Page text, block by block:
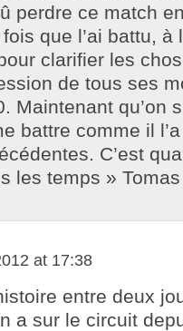
perdre ce match
que l’ai battu, à
clarifier les
de tous ses
Maintenant qu’on
battre comme il
C’est
les temps »
at 17:38
entre deux
a sur le circuit